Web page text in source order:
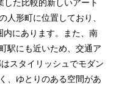
た比較的新しいアート
人形町に位置しており、
にあります。また、南
駅にも近いため、交通ア
スタイリッシュでモダン
、ゆとりのある空間があ